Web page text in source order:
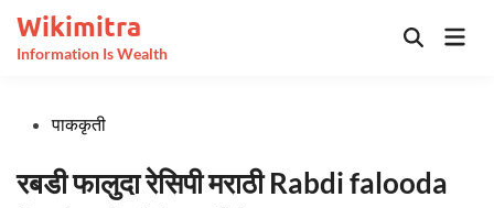
content
Wikimitra
Information Is Wealth
Open
Postedपाककृती
रबडी फालुदा रेसिपी मराठी Rabdi falooda